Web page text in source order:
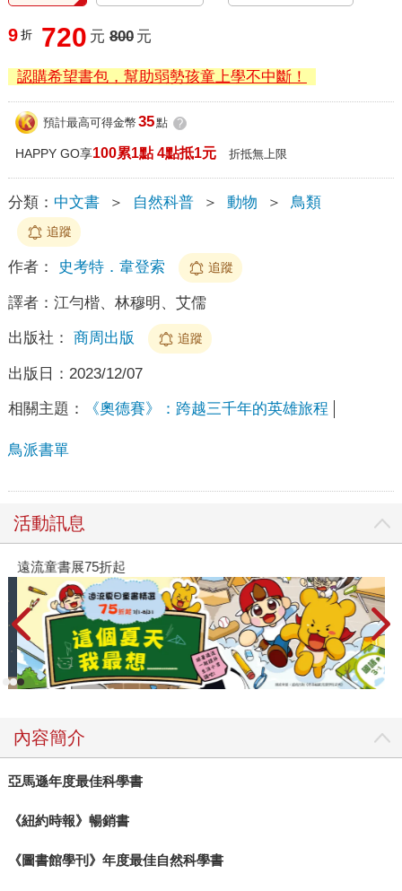
9 折 720 元 800 元
認購希望書包，幫助弱勢孩童上學不中斷！
預計最高可得金幣 35點 ?
HAPPY GO享100累1點 4點抵1元 折抵無上限
分類： 中文書 ＞ 自然科普 ＞ 動物 ＞ 鳥類
追蹤
作者： 史考特．韋登索 追蹤
譯者： 江勻楷、林穆明、艾儒
出版社： 商周出版 追蹤
出版日： 2023/12/07
相關主題： 《奧德賽》：跨越三千年的英雄旅程
鳥派書單
活動訊息
遠流童書展75折起
內容簡介
亞馬遜年度最佳科學書
《紐約時報》暢銷書
《圖書館學刊》年度最佳自然科學書